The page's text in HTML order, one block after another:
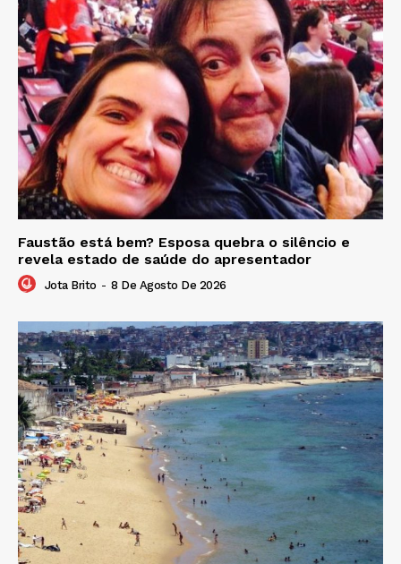
Faustão está bem? Esposa quebra o silêncio e
revela estado de saúde do apresentador
Jota Brito - 8 De Agosto De 2026